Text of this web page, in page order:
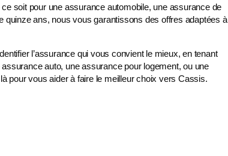
soit pour une assurance automobile, une assurance de
quinze ans, nous vous garantissons des offres adaptées à
l’assurance qui vous convient le mieux, en tenant
auto, une assurance pour logement, ou une
là pour vous aider à faire le meilleur choix vers Cassis.